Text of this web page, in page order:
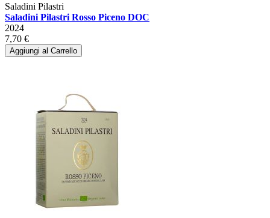
Saladini Pilastri
Saladini Pilastri Rosso Piceno DOC
2024
7,70 €
Aggiungi al Carrello